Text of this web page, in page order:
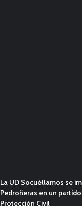
La UD Socuéllamos se
Pedroñeras en un
Protección Civil